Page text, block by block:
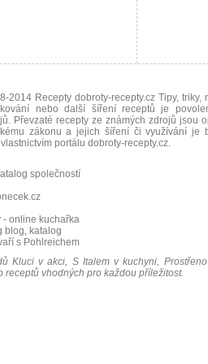
2014 Recepty dobroty-recepty.cz Tipy,
nebo další šíření receptů je
Převzaté recepty ze známých zdrojů jsou
zákonu a jejich šíření či využívání je
portálu dobroty-recepty.cz.
společností
- online kuchařka
blog, katalog
s Pohlreichem
Kluci v akci, S Italem v kuchyni,
receptů vhodných pro každou příležitost.